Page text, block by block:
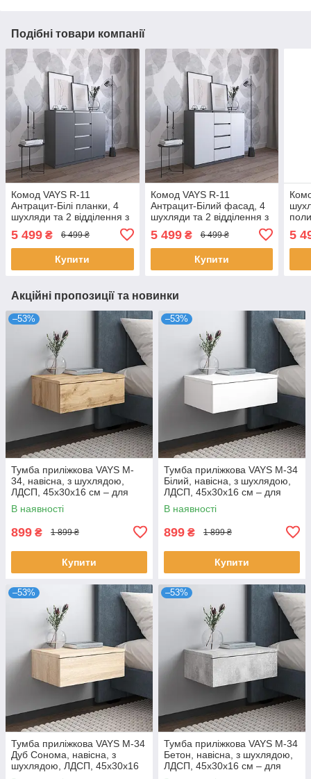
Подібні товари компанії
Комод VAYS R-11
Антрацит-Білі планки, 4
шухляди та 2 відділення з
ЛДСП, 120×40×98 см - для
спальні, вітальні,
5 499 ₴ 6 499 ₴
Купити
Комод VAYS R-11
Антрацит-Білий фасад, 4
шухляди та 2 відділення з
ЛДСП, 120×40×98 см - для
спальні, вітальні,
5 499₴ 6 499 ₴
Купити
5
Акційні пропозиції та новинки
–53%
Тумба приліжкова VAYS M-
34, навісна, з шухлядою,
ЛДСП, 45х30х16 см – для
спальні
В наявності
899 ₴ 1 899 ₴
Купити
–53%
Тумба приліжкова VAYS M-34
Білий, навісна, з шухлядою,
ЛДСП, 45х30х16 см – для
спальні
В наявності
899 ₴ 1 899 ₴
Купити
–53%
Тумба приліжкова VAYS M-34
Дуб Сонома, навісна, з
шухлядою, ЛДСП, 45х30х16
–53%
Тумба приліжкова VAYS M-34
Бетон, навісна, з шухлядою,
ЛДСП, 45х30х16 см – для